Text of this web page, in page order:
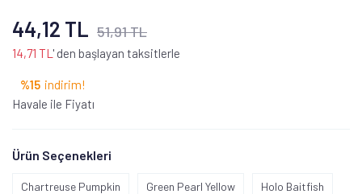
44,12 TL 51,91 TL
14,71 TL ' den başlayan taksitlerle
%15 indirim!
Havale ile Fiyatı
Ürün Seçenekleri
Chartreuse Pumpkin Green Pearl Yellow Holo Baitfish